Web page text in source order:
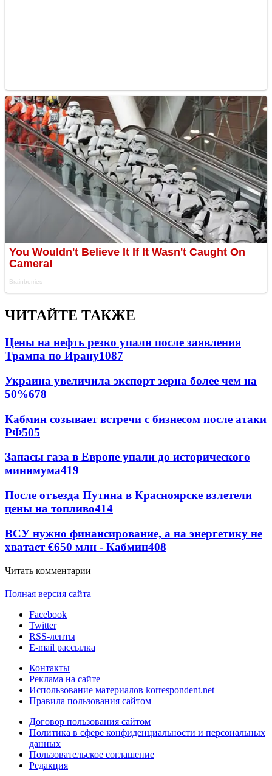
ЧИТАЙТЕ ТАКЖЕ
Цены на нефть резко упали после заявления
Трампа по Ирану1087
Украина увеличила экспорт зерна более чем на
50%678
Кабмин созывает встречи с бизнесом после атаки
РФ505
Запасы газа в Европе упали до исторического
минимума419
После отъезда Путина в Красноярске взлетели
цены на топливо414
ВСУ нужно финансирование, а на энергетику не
хватает €650 млн - Кабмин408
Читать комментарии
Полная версия сайта
Facebook
Twitter
RSS-ленты
E-mail рассылка
Контакты
Реклама на сайте
Использование материалов korrespondent.net
Правила пользования сайтом
Договор пользования сайтом
Политика в сфере конфиденциальности и персональных
данных
Пользовательское соглашение
Редакция